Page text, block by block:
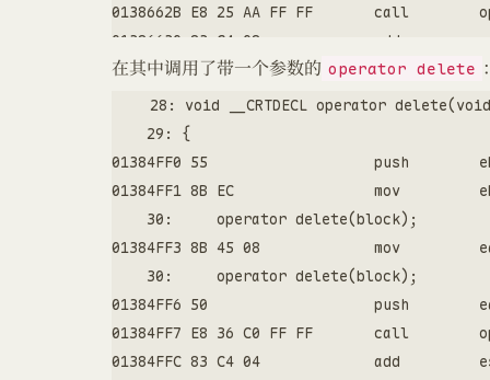
0138662B E8 25 AA FF FF       call
01386630 83 C4 08             add
在其中调用了带一个参数的 operator delete
28: void __CRTDECL operator
    29: {
01384FF0 55                   push
01384FF1 8B EC                mov
    30:     operator delete(block);
01384FF3 8B 45 08             mov
    30:     operator delete(block);
01384FF6 50                   push
01384FF7 E8 36 C0 FF FF       call
01384FFC 83 C4 04             add